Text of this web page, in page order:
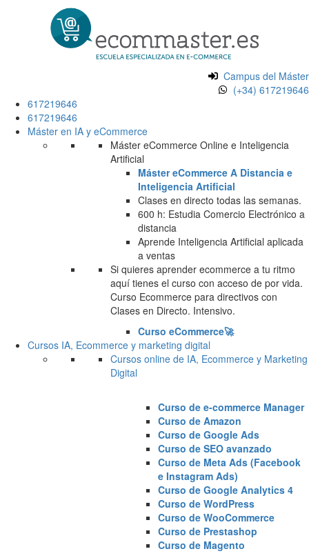
Campus del Máster
(+34) 617219646
617219646
617219646
Máster en IA y eCommerce
Máster eCommerce Online e Inteligencia
Artificial
Máster eCommerce A Distancia e
Inteligencia Artificial
Clases en directo todas las semanas.
600 h: Estudia Comercio Electrónico a
distancia
Aprende Inteligencia Artificial aplicada
a ventas
Si quieres aprender ecommerce a tu ritmo
aquí tienes el curso con acceso de por vida.
Curso Ecommerce para directivos con
Clases en Directo. Intensivo.
Curso eCommerce🚀
Cursos IA, Ecommerce y marketing digital
Cursos online de IA, Ecommerce y Marketing
Digital
Curso de e-commerce Manager
Curso de Amazon
Curso de Google Ads
Curso de SEO avanzado
Curso de Meta Ads (Facebook
e Instagram Ads)
Curso de Google Analytics 4
Curso de WordPress
Curso de WooCommerce
Curso de Prestashop
Curso de Magento